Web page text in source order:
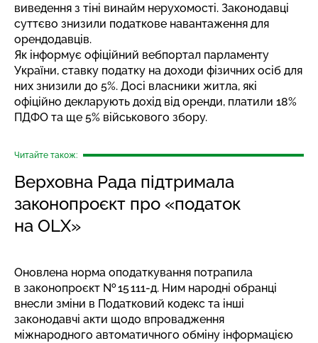
виведення з тіні винайм нерухомості. Законодавці
суттєво знизили податкове навантаження для
орендодавців.
Як інформує офіційний вебпортал парламенту
України, ставку податку на доходи фізичних осіб для
них знизили до 5%. Досі власники житла, які
офіційно декларують дохід від оренди, платили 18%
ПДФО та ще 5% військового збору.
Читайте також:
Верховна Рада підтримала
законопроєкт про «податок
на OLX»
Оновлена норма оподаткування потрапила
в законопроєкт № 15 111-д. Ним народні обранці
внесли зміни в Податковий кодекс та інші
законодавчі акти щодо впровадження
міжнародного автоматичного обміну інформацією